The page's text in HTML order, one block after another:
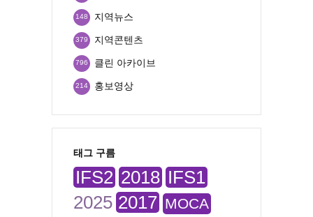
지역뉴스
148
지역콘텐츠
379
클린 아카이브
796
홍보영상
214
태그 구름
IFS2 2018 IFS1
2025 2017 MOCA